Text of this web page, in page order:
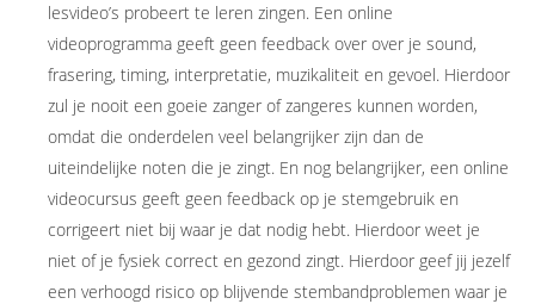
lesvideo’s probeert te leren zingen. Een online
videoprogramma geeft geen feedback over over je sound,
frasering, timing, interpretatie, muzikaliteit en gevoel. Hierdoor
zul je nooit een goeie zanger of zangeres kunnen worden,
omdat die onderdelen veel belangrijker zijn dan de
uiteindelijke noten die je zingt. En nog belangrijker, een online
videocursus geeft geen feedback op je stemgebruik en
corrigeert niet bij waar je dat nodig hebt. Hierdoor weet je
niet of je fysiek correct en gezond zingt. Hierdoor geef jij jezelf
een verhoogd risico op blijvende stembandproblemen waar je